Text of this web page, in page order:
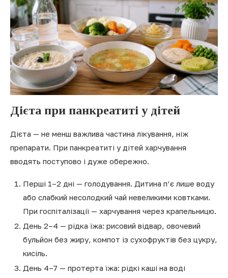
Дієта при панкреатиті у дітей
Дієта — не менш важлива частина лікування, ніж
препарати. При панкреатиті у дітей харчування
вводять поступово і дуже обережно.
Перші 1–2 дні — голодування. Дитина п’є лише воду
або слабкий несолодкий чай невеликими ковтками.
При госпіталізації — харчування через крапельницю.
День 2–4 — рідка їжа: рисовий відвар, овочевий
бульйон без жиру, компот із сухофруктів без цукру,
кисіль.
День 4–7 — протерта їжа: рідкі каші на воді